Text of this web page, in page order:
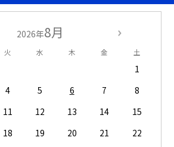
2026年8月
火 水 木 金 土
1
4 5 6 7
8
11 12 13 14
15
18 19 20 21
22